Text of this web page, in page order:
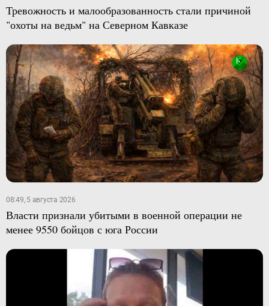
Тревожность и малообразованность стали причиной
"охоты на ведьм" на Северном Кавказе
08:49, 5 августа 2026
Власти признали убитыми в военной операции не
менее 9550 бойцов с юга России